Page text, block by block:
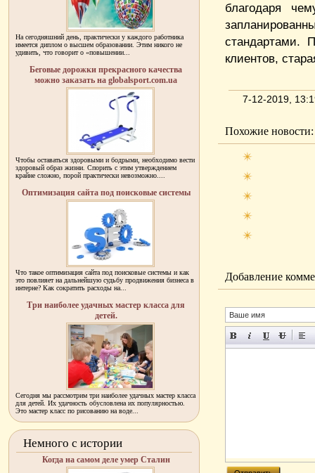
благодаря
стандартами.
клиентов,
7-12-2019,
Похожие новости:
Добавление
На сегодняшний день, практически у каждого работника
имеется диплом о высшем образовании. Этим никого не
удивить, что говорит о «повышении...
Беговые дорожки прекрасного качества
можно заказать на globalsport.com.ua
Чтобы оставаться здоровыми и бодрыми, необходимо вести
здоровый образ жизни. Спорить с этим утверждением
крайне сложно, порой практически невозможно....
Оптимизация сайта под поисковые системы
Что такое оптимизация сайта под поисковые системы и как
это повлияет на дальнейшую судьбу продвижения бизнеса в
интерне? Как сократить расходы на...
Три наиболее удачных мастер класса для
детей.
Сегодня мы рассмотрим три наиболее удачных мастер класса
для детей. Их удачность обусловлена их популярностью.
Это мастер класс по рисованию на воде...
Немного с истории
Когда на самом деле умер Сталин